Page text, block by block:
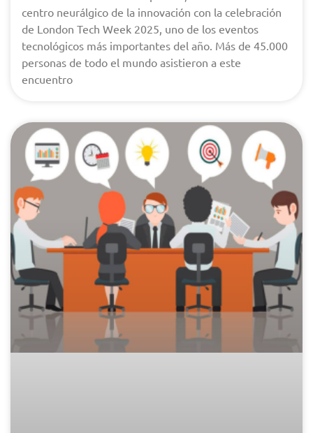
centro neurálgico de la innovación con la celebración
de London Tech Week 2025, uno de los eventos
tecnológicos más importantes del año. Más de 45.000
personas de todo el mundo asistieron a este
encuentro